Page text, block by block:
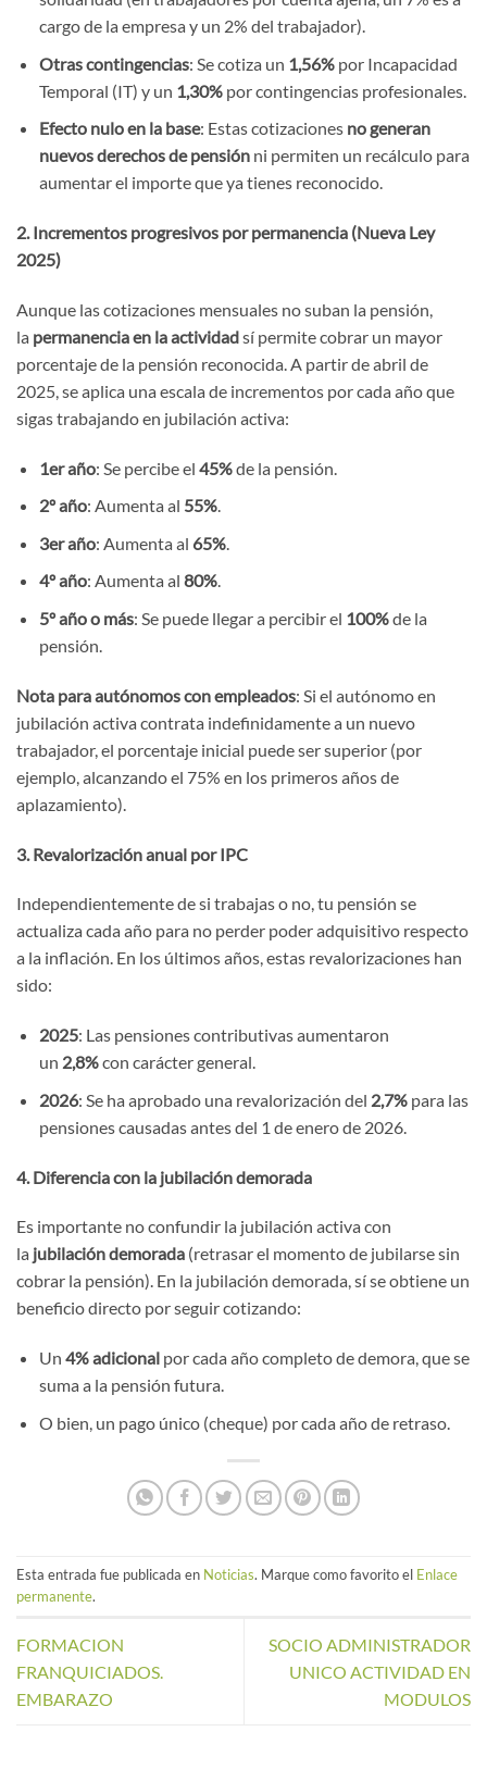
cargo de la empresa y un 2% del trabajador).
Otras contingencias: Se cotiza un 1,56%por Incapacidad
Temporal (IT) y un 1,30%por contingencias profesionales.
Efecto nulo en la base: Estas cotizaciones no generan
nuevos derechos de pensiónni permiten un recálculo para
aumentar el importe que ya tienes reconocido.
2. Incrementos progresivos por permanencia (Nueva Ley
2025)
Aunque las cotizaciones mensuales no suban la pensión,
la permanencia en la actividadsí permite cobrar un mayor
porcentaje de la pensión reconocida. A partir de abril de
2025, se aplica una escala de incrementos por cada año que
sigas trabajando en jubilación activa:
1er año: Se percibe el 45%de la pensión.
2º año: Aumenta al 55%.
3er año: Aumenta al 65%.
4º año: Aumenta al 80%.
5º año o más: Se puede llegar a percibir el 100%de la
pensión.
Nota para autónomos con empleados: Si el autónomo en
jubilación activa contrata indefinidamente a un nuevo
trabajador, el porcentaje inicial puede ser superior (por
ejemplo, alcanzando el 75% en los primeros años de
aplazamiento).
3. Revalorización anual por IPC
Independientemente de si trabajas o no, tu pensión se
actualiza cada año para no perder poder adquisitivo respecto
a la inflación. En los últimos años, estas revalorizaciones han
sido:
2025: Las pensiones contributivas aumentaron
un 2,8%con carácter general.
2026: Se ha aprobado una revalorización del 2,7%para las
pensiones causadas antes del 1 de enero de 2026.
4. Diferencia con la jubilación demorada
Es importante no confundir la jubilación activa con
la jubilación demorada (retrasar el momento de jubilarse sin
cobrar la pensión). En la jubilación demorada, sí se obtiene un
beneficio directo por seguir cotizando:
Un 4% adicionalpor cada año completo de demora, que se
suma a la pensión futura.
O bien, un pago único (cheque) por cada año de retraso.
Esta entrada fue publicada en Noticias. Marque como favorito el Enlace
permanente.
FORMACION
FRANQUICIADOS.
EMBARAZO
SOCIO ADMINISTRADOR
UNICO ACTIVIDAD EN
MODULOS